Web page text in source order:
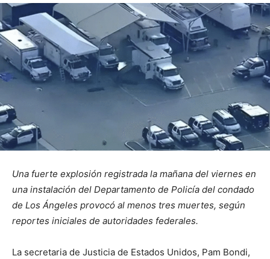
Una fuerte explosión registrada la mañana del viernes en
una instalación del Departamento de Policía del condado
de Los Ángeles provocó al menos tres muertes, según
reportes iniciales de autoridades federales.
La secretaria de Justicia de Estados Unidos, Pam Bondi,